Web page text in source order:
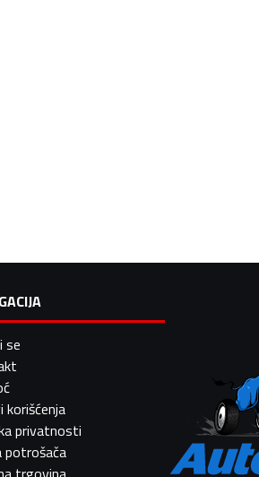
se
korišćenja
privatnosti
potrošača